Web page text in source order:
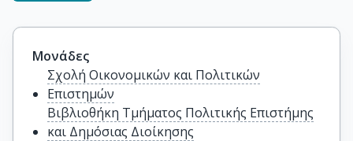
Μονάδες
Σχολή Οικονομικών και Πολιτικών
Επιστημών
Βιβλιοθήκη Τμήματος Πολιτικής Επιστήμης
και Δημόσιας Διοίκησης